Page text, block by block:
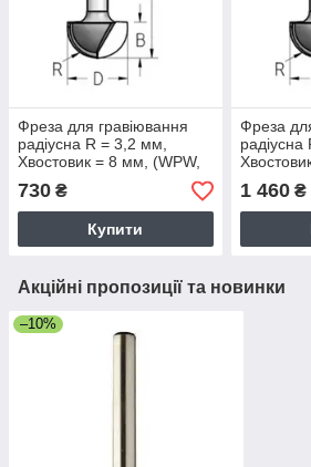
Фреза для гравіювання
радіусна R = 3,2 мм,
Хвостовик = 8 мм, (WPW,
Ізраїль)
730 ₴
Купити
Фреза
Ізраїль)
1 460₴
Акційні пропозиції та новинки
–10%